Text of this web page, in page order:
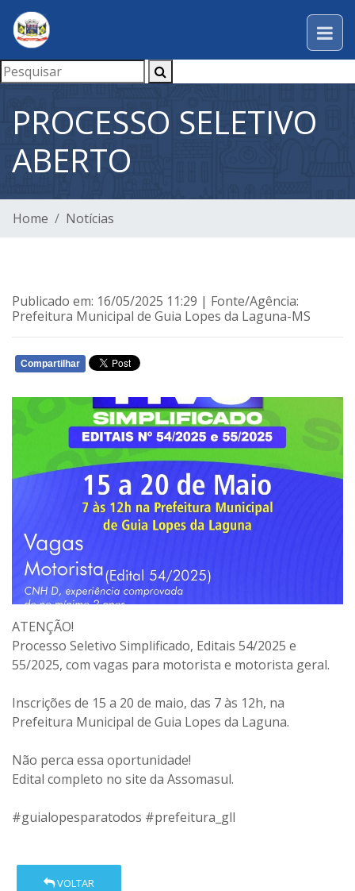
PROCESSO SELETIVO
ABERTO
Home Notícias
Publicado em: 16/05/2025 11:29 | Fonte/Agência:
Prefeitura Municipal de Guia Lopes da Laguna-MS
Compartilhar
ATENÇÃO!
Processo Seletivo Simplificado, Editais 54/2025 e
55/2025, com vagas para motorista e motorista geral.
Inscrições de 15 a 20 de maio, das 7 às 12h, na
Prefeitura Municipal de Guia Lopes da Laguna.
Não perca essa oportunidade!
Edital completo no site da Assomasul.
#guialopesparatodos #prefeitura_gll
VOLTAR